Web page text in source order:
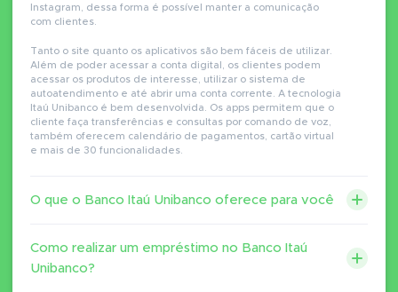
Instagram, dessa forma é possível manter a comunicação
com clientes.
Tanto o site quanto os aplicativos são bem fáceis de utilizar.
Além de poder acessar a conta digital, os clientes podem
acessar os produtos de interesse, utilizar o sistema de
autoatendimento e até abrir uma conta corrente. A tecnologia
Itaú Unibanco é bem desenvolvida. Os apps permitem que o
cliente faça transferências e consultas por comando de voz,
também oferecem calendário de pagamentos, cartão virtual
e mais de 30 funcionalidades.
O que o Banco Itaú Unibanco oferece para você
Como realizar um empréstimo no Banco Itaú
Unibanco?